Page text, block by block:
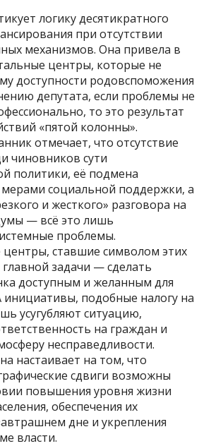
логику десятикратного
при отсутствии
механизмов. Она привела в
центры, которые не
доступности родовспоможения
депутата, если проблемы не
то это результат
«пятой колонны».
отмечает, что отсутствие
чиновников сути
политики, её подмена
социальной поддержки, а
и жесткого» разговора на
— всё это лишь
проблемы.
ставшие символом этих
задачи — сделать
доступным и желанным для
инициативы, подобные налогу на
усугубляют ситуацию,
на граждан и
несправедливости.
настаивает на том, что
сдвиги возможны
повышения уровня жизни
обеспечения их
дне и укрепления
власти.